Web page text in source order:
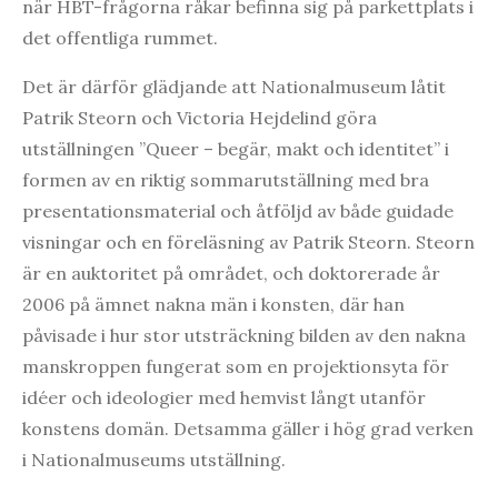
när HBT-frågorna råkar befinna sig på parkettplats i
det offentliga rummet.
Det är därför glädjande att Nationalmuseum låtit
Patrik Steorn och Victoria Hejdelind göra
utställningen ”Queer – begär, makt och identitet” i
formen av en riktig sommarutställning med bra
presentationsmaterial och åtföljd av både guidade
visningar och en föreläsning av Patrik Steorn. Steorn
är en auktoritet på området, och doktorerade år
2006 på ämnet nakna män i konsten, där han
påvisade i hur stor utsträckning bilden av den nakna
manskroppen fungerat som en projektionsyta för
idéer och ideologier med hemvist långt utanför
konstens domän. Detsamma gäller i hög grad verken
i Nationalmuseums utställning.